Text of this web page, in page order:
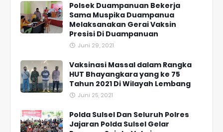
Polsek Duampanuan Bekerja
Sama Muspika Duampanua
Melaksanakan Gerai Vaksin
Presisi Di Duampanuan
Juni 29, 2021
Vaksinasi Massal dalam Rangka
HUT Bhayangkara yang ke 75
Tahun 2021 Di Wilayah Lembang
Juni 25, 2021
Polda Sulsel Dan Seluruh Polres
Jajaran Polda Sulsel Gelar